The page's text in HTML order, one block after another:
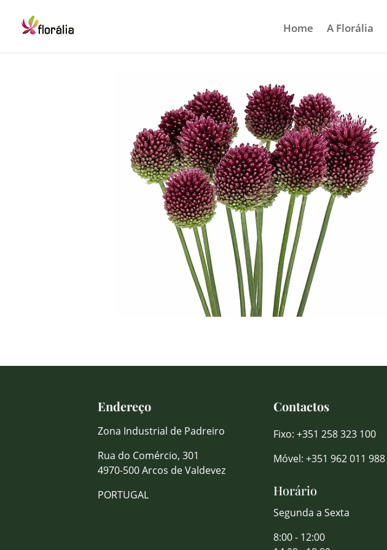
Home A Florália
Endereço
Zona Industrial de Padreiro
Rua do Comércio, 301
4970-500 Arcos de Valdevez
PORTUGAL
Contactos
Fixo: +351 258 323 100
Móvel: +351 962 011 988
Horário
Segunda a Sexta
8:00 - 12:00